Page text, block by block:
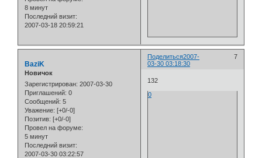
8 минут
Последний визит:
2007-03-18 20:59:21
Поделиться 7
2007-
03-30 03:18:30
BaziK
Новичок
Зарегистрирован: 2007-03-30
Приглашений: 0
Сообщений: 5
Уважение: [+0/-0]
Позитив: [+0/-0]
Провел на форуме:
5 минут
Последний визит:
2007-03-30 03:22:57
132
0